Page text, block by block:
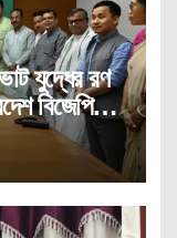
যুদ্ধের রণ
বিজেপির